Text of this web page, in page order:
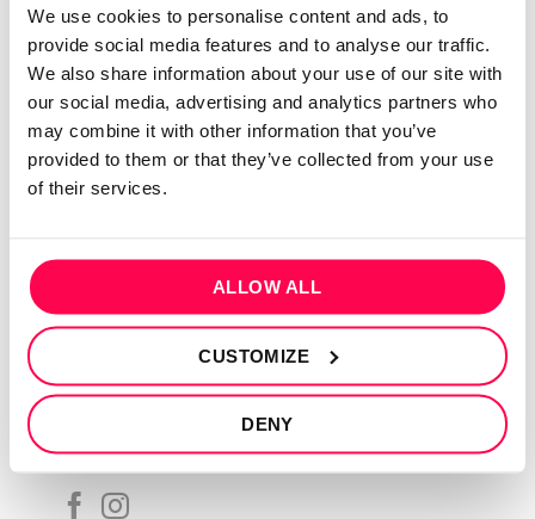
We use cookies to personalise content and ads, to
provide social media features and to analyse our traffic.
We also share information about your use of our site with
our social media, advertising and analytics partners who
may combine it with other information that you’ve
provided to them or that they’ve collected from your use
of their services.
ALLOW ALL
CUSTOMIZE
DENY
QUEM SOMOS
Sobre mim
Contactos
Conta cliente
Recuperar Password
Política de privacidade
Termos e condições
Resolução de conflitos
Livro de reclamações
SEGUE-NOS